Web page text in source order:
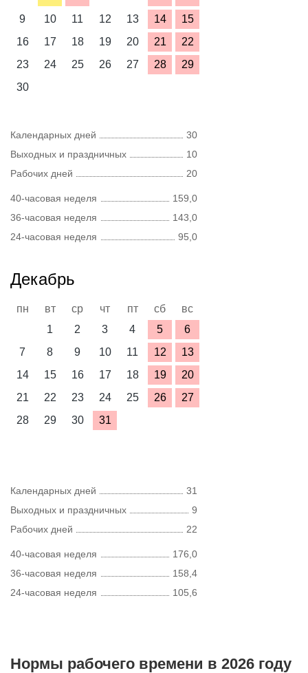
9
10 11 12 13 14
15
16
17 18 19 20 21
22
23
24 25 26 27 28
29
30
Календарных дней
30
Выходных и праздничных
10
Рабочих дней
20
40-часовая неделя
159,0
36-часовая неделя
143,0
24-часовая неделя
95,0
Декабрь
пн вт ср чт пт сб
вс
1
2 3 4 5
6
7
8 9 10 11 12
13
14
15 16 17 18 19
20
21
22 23 24 25 26
27
28
29 30 31
Календарных дней
31
Выходных и праздничных
9
Рабочих дней
22
40-часовая неделя
176,0
36-часовая неделя
158,4
24-часовая неделя
105,6
Нормы рабочего времени в 2026 году